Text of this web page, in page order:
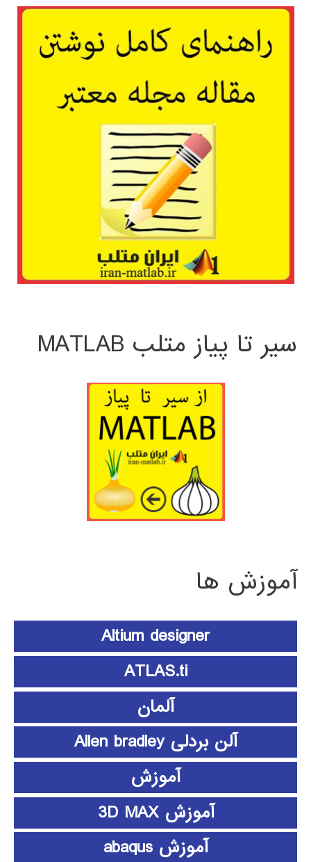
سیر تا پیاز متلب MATLAB
آموزش ها
Altium designer
ATLAS.ti
آلمان
آلن بردلی Allen bradley
آموزش
آموزش 3D MAX
آموزش abaqus